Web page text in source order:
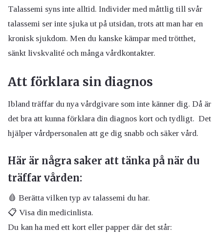
Talassemi syns inte alltid. Individer med måttlig till svår
talassemi ser inte sjuka ut på utsidan, trots att man har en
kronisk sjukdom. Men du kanske kämpar med trötthet,
sänkt livskvalité och många vårdkontakter.
Att förklara sin diagnos
Ibland träffar du nya vårdgivare som inte känner dig. Då är
det bra att kunna förklara din diagnos kort och tydligt. Det
hjälper vårdpersonalen att ge dig snabb och säker vård.
Här är några saker att tänka på när du
träffar vården:
🩸 Berätta vilken typ av talassemi du har.
📋 Visa din medicinlista.
Du kan ha med ett kort eller papper där det står: